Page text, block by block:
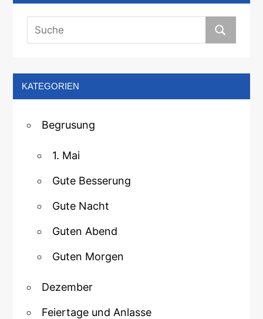
KATEGORIEN
Begrusung
1. Mai
Gute Besserung
Gute Nacht
Guten Abend
Guten Morgen
Dezember
Feiertage und Anlasse